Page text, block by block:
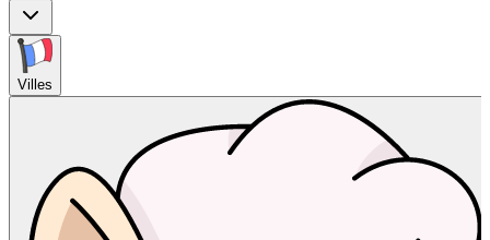
Villes